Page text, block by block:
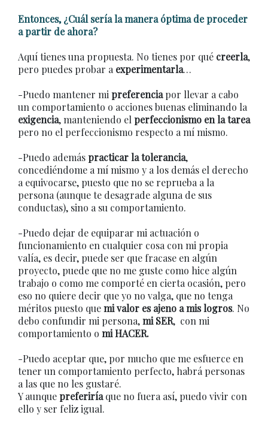
Entonces, ¿Cuál sería la manera óptima de proceder
a partir de ahora?
Aquí tienes una propuesta. No tienes por qué creerla,
pero puedes probar a experimentarla…
-Puedo mantener mi preferenciapor llevar a cabo
un comportamiento o acciones buenas eliminando la
exigencia, manteniendo el perfeccionismo en la tarea
pero no el perfeccionismo respecto a mí mismo.
-Puedo ademáspracticar la tolerancia,
concediéndome a mí mismo y a los demás el derecho
a equivocarse, puesto que no se reprueba a la
persona (aunque te desagrade alguna de sus
conductas), sino a su comportamiento.
-Puedo dejar de equiparar mi actuación o
funcionamiento en cualquier cosa con mi propia
valía, es decir, puede ser que fracase en algún
proyecto, puede que no me guste como hice algún
trabajo o como me comporté en cierta ocasión, pero
eso no quiere decir que yo no valga, que no tenga
méritos puesto quemi valor es ajeno a mis logros. No
debo confundir mi persona,mi SER, con mi
comportamiento o mi HACER.
-Puedo aceptar que, por mucho que me esfuerce en
tener un comportamiento perfecto, habrá personas
a las que no les gustaré.
Y aunquepreferiríaque no fuera así, puedo vivir con
ello y ser feliz igual.